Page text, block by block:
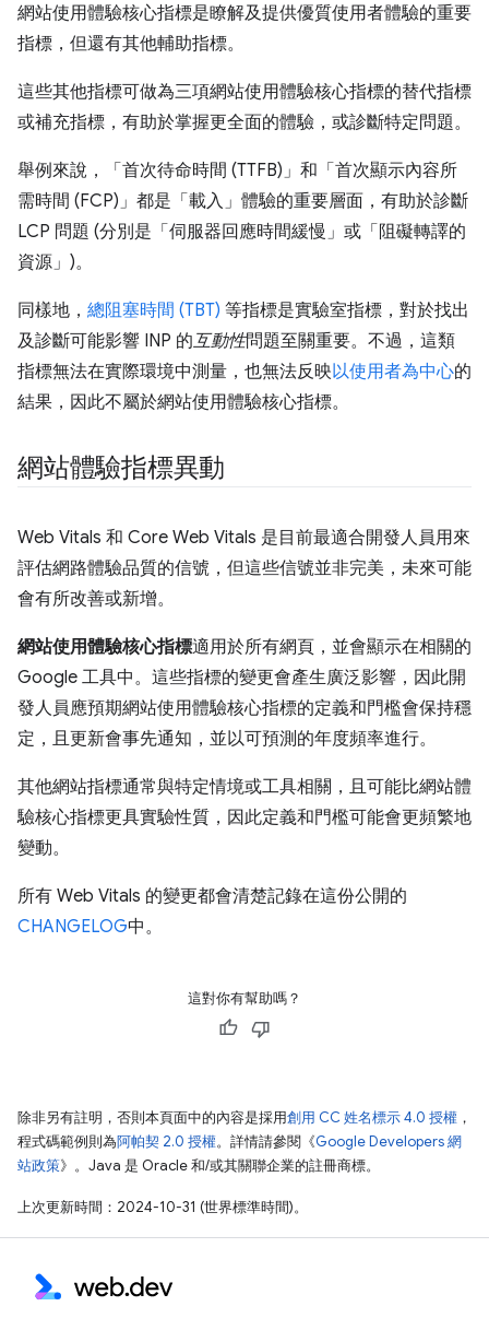
網站使用體驗核心指標是瞭解及提供優質使用者體驗的重要
指標，但還有其他輔助指標。
這些其他指標可做為三項網站使用體驗核心指標的替代指標
或補充指標，有助於掌握更全面的體驗，或診斷特定問題。
舉例來說，「首次待命時間 (TTFB)」 和「首次顯示內容所
需時間 (FCP)」 都是「載入」 體驗的重要層面，有助於診斷
LCP 問題 (分別是「伺服器回應時間緩慢」 或「阻礙轉譯的
資源」 )。
同樣地， 總阻塞時間 (TBT) 等指標是實驗室指標，對於找出
及診斷可能影響 INP 的互動性問題至關重要。不過，這類
指標無法在實際環境中測量，也無法反映以使用者為中心的
結果，因此不屬於網站使用體驗核心指標。
網站體驗指標異動
Web Vitals 和 Core Web Vitals 是目前最適合開發人員用來
評估網路體驗品質的信號，但這些信號並非完美，未來可能
會有所改善或新增。
網站使用體驗核心指標適用於所有網頁，並會顯示在相關的
Google 工具中。這些指標的變更會產生廣泛影響，因此開
發人員應預期網站使用體驗核心指標的定義和門檻會保持穩
定，且更新會事先通知，並以可預測的年度頻率進行。
其他網站指標通常與特定情境或工具相關，且可能比網站體
驗核心指標更具實驗性質，因此定義和門檻可能會更頻繁地
變動。
所有 Web Vitals 的變更都會清楚記錄在這份公開的
CHANGELOG中。
這對你有幫助嗎？
除非另有註明，否則本頁面中的內容是採用創用 CC 姓名標示 4.0 授權 ，
程式碼範例則為阿帕契 2.0 授權。詳情請參閱《Google Developers 網
站政策》。Java 是 Oracle 和/或其關聯企業的註冊商標。
上次更新時間：2024-10-31 (世界標準時間)。